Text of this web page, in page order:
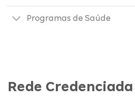
Programas de Saúde
Rede